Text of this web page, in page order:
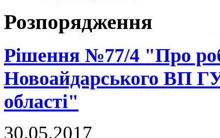
Розпорядження
Рішення №77/4 "Про
Новоайдарського ВП
області"
30.05.2017